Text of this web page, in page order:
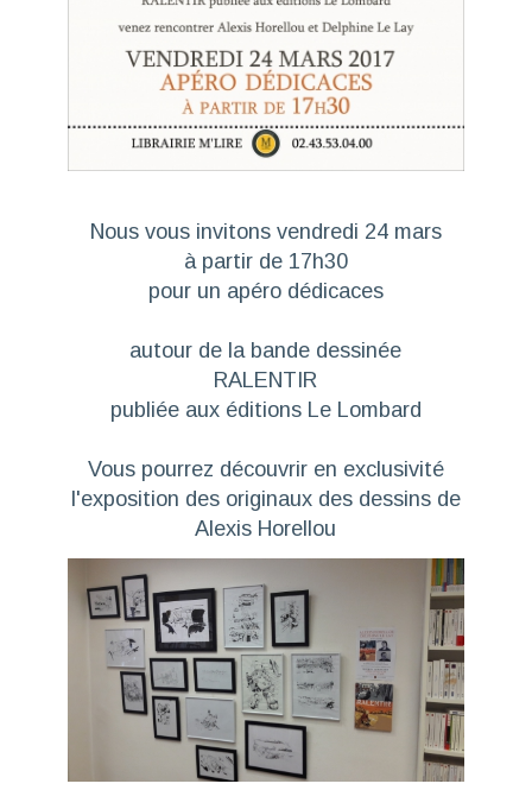
Nous vous invitons vendredi 24 mars
à partir de 17h30
pour un apéro dédicaces
autour de la bande dessinée
RALENTIR
publiée aux éditions Le Lombard
Vous pourrez découvrir en exclusivité
l'exposition des originaux des dessins de
Alexis Horellou